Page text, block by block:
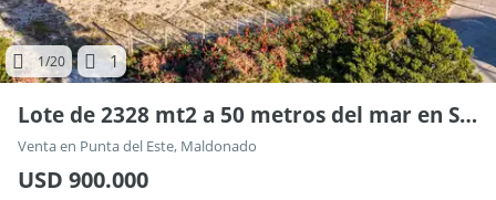
1/20 1
Lote de 2328 mt2 a 50 metros del mar en Solanas 100
Venta en Punta del Este, Maldonado
USD 900.000